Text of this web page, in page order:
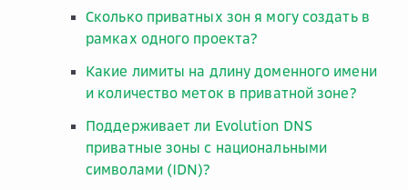
Сколько приватных зон я могу создать в
рамках одного проекта?
Какие лимиты на длину доменного имени
и количество меток в приватной зоне?
Поддерживает ли Evolution DNS
приватные зоны с национальными
символами (IDN)?